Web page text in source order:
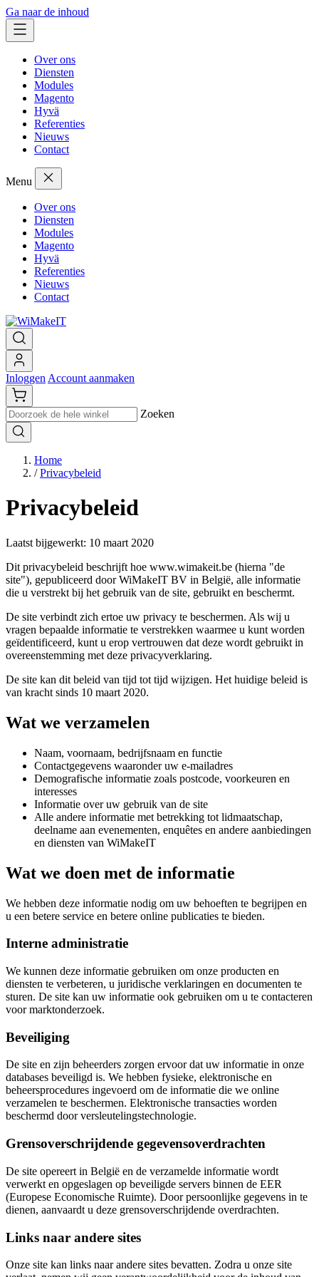
Ga naar de inhoud
Over ons
Diensten
Modules
Magento
Hyvä
Referenties
Nieuws
Contact
Menu
Over ons
Diensten
Modules
Magento
Hyvä
Referenties
Nieuws
Contact
Inloggen Account aanmaken
Zoeken
Home
/ Privacybeleid
Privacybeleid
Laatst bijgewerkt: 10 maart 2020
Dit privacybeleid beschrijft hoe www.wimakeit.be (hierna "de
site"), gepubliceerd door WiMakeIT BV in België, alle informatie
die u verstrekt bij het gebruik van de site, gebruikt en beschermt.
De site verbindt zich ertoe uw privacy te beschermen. Als wij u
vragen bepaalde informatie te verstrekken waarmee u kunt worden
geïdentificeerd, kunt u erop vertrouwen dat deze wordt gebruikt in
overeenstemming met deze privacyverklaring.
De site kan dit beleid van tijd tot tijd wijzigen. Het huidige beleid is
van kracht sinds 10 maart 2020.
Wat we verzamelen
Naam, voornaam, bedrijfsnaam en functie
Contactgegevens waaronder uw e-mailadres
Demografische informatie zoals postcode, voorkeuren en
interesses
Informatie over uw gebruik van de site
Alle andere informatie met betrekking tot lidmaatschap,
deelname aan evenementen, enquêtes en andere aanbiedingen
en diensten van WiMakeIT
Wat we doen met de informatie
We hebben deze informatie nodig om uw behoeften te begrijpen en
u een betere service en betere online publicaties te bieden.
Interne administratie
We kunnen deze informatie gebruiken om onze producten en
diensten te verbeteren, u juridische verklaringen en documenten te
sturen. De site kan uw informatie ook gebruiken om u te contacteren
voor marktonderzoek.
Beveiliging
De site en zijn beheerders zorgen ervoor dat uw informatie in onze
databases beveiligd is. We hebben fysieke, elektronische en
beheersprocedures ingevoerd om de informatie die we online
verzamelen te beschermen. Elektronische transacties worden
beschermd door versleutelingstechnologie.
Grensoverschrijdende gegevensoverdrachten
De site opereert in België en de verzamelde informatie wordt
verwerkt en opgeslagen op beveiligde servers binnen de EER
(Europese Economische Ruimte). Door persoonlijke gegevens in te
dienen, aanvaardt u deze grensoverschrijdende overdrachten.
Links naar andere sites
Onze site kan links naar andere sites bevatten. Zodra u onze site